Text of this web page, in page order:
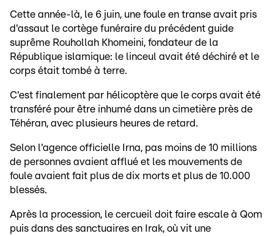
Cette année-là, le 6 juin, une foule en transe avait pris
d'assaut le cortège funéraire du précédent guide
suprême Rouhollah Khomeini, fondateur de la
République islamique: le linceul avait été déchiré et le
corps était tombé à terre.
C'est finalement par hélicoptère que le corps avait été
transféré pour être inhumé dans un cimetière près de
Téhéran, avec plusieurs heures de retard.
Selon l'agence officielle Irna, pas moins de 10 millions
de personnes avaient afflué et les mouvements de
foule avaient fait plus de dix morts et plus de 10.000
blessés.
Après la procession, le cercueil doit faire escale à Qom
puis dans des sanctuaires en Irak, où vit une